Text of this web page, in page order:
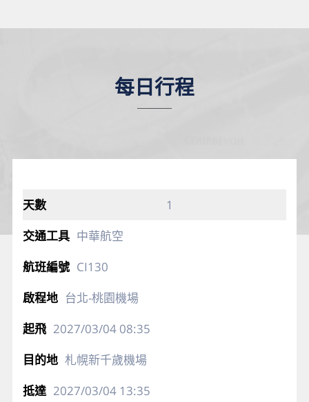
每日行程
1
中華航空
CI130
台北-桃園機場
2027/03/0408:35
札幌新千歲機場
2027/03/0413:35